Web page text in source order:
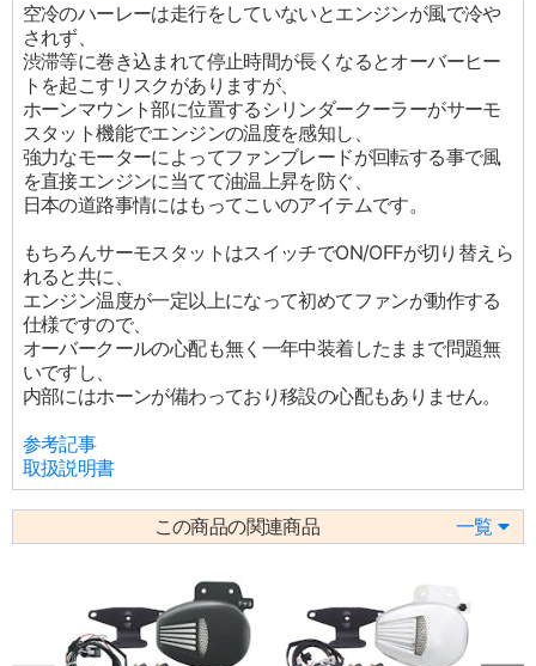
空冷のハーレーは走行をしていないとエンジンが風で冷や
されず、
渋滞等に巻き込まれて停止時間が長くなるとオーバーヒー
トを起こすリスクがありますが、
ホーンマウント部に位置するシリンダークーラーがサーモ
スタット機能でエンジンの温度を感知し、
強力なモーターによってファンブレードが回転する事で風
を直接エンジンに当てて油温上昇を防ぐ、
日本の道路事情にはもってこいのアイテムです。
もちろんサーモスタットはスイッチでON/OFFが切り替えら
れると共に、
エンジン温度が一定以上になって初めてファンが動作する
仕様ですので、
オーバークールの心配も無く一年中装着したままで問題無
いですし、
内部にはホーンが備わっており移設の心配もありません。
参考記事
取扱説明書
この商品の関連商品 一覧